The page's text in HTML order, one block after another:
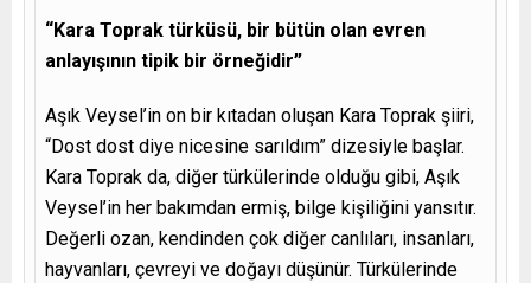
“Kara Toprak türküsü, bir bütün olan evren
anlayışının tipik bir örneğidir”
Aşık Veysel’in on bir kıtadan oluşan Kara Toprak şiiri,
“Dost dost diye nicesine sarıldım” dizesiyle başlar.
Kara Toprak da, diğer türkülerinde olduğu gibi, Aşık
Veysel’in her bakımdan ermiş, bilge kişiliğini yansıtır.
Değerli ozan, kendinden çok diğer canlıları, insanları,
hayvanları, çevreyi ve doğayı düşünür. Türkülerinde